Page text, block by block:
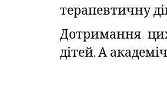
терапевтичну
Дотримання
дітей. А